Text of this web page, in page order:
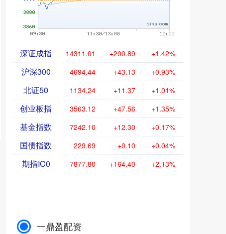
深证成指 14311.01 +200.89 +1.42%
沪深300 4694.44 +43.13 +0.93%
北证50 1134.24 +11.37 +1.01%
创业板指 3563.12 +47.56 +1.35%
基金指数 7242.10 +12.30 +0.17%
国债指数 229.69 +0.10 +0.04%
期指IC0 7877.80 +164.40 +2.13%
一鼎盈配资